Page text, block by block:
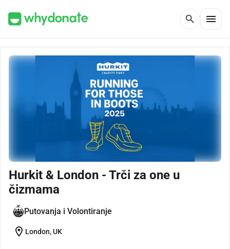
search menu
Hurkit & London - Trči za one u
čizmama
Putovanja i Volontiranje
location_on London, UK